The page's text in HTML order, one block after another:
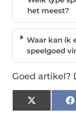
het meest?
Waar kan ik
speelgoed
Goed artikel?
X
(Twitter)